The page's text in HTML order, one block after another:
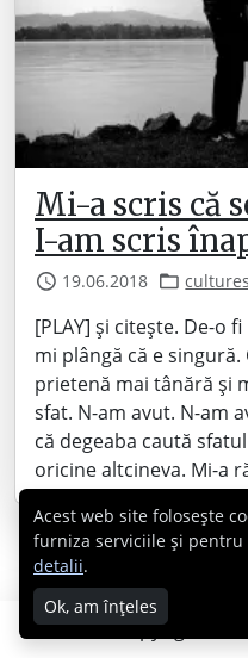
Mi-a scris că
I-am scris
19.06.2018
[PLAY] și citește. De-o
mi plângă că e
prietenă mai tânără și
sfat. N-am avut. N-am
că degeaba caută
oricine altcineva. Mi-a
Copyright ©
Acest web site folosește
furniza serviciile și pentru
detalii.
Ok, am înțeles